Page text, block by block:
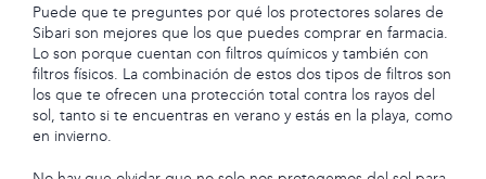
Puede que te preguntes por qué los protectores solares de
Sibari son mejores que los que puedes comprar en farmacia.
Lo son porque cuentan con filtros químicos y también con
filtros físicos. La combinación de estos dos tipos de filtros son
los que te ofrecen una protección total contra los rayos del
sol, tanto si te encuentras en verano y estás en la playa, como
en invierno.